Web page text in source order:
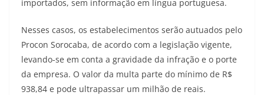
importados, sem informação em língua portuguesa.
Nesses casos, os estabelecimentos serão autuados pelo
Procon Sorocaba, de acordo com a legislação vigente,
levando-se em conta a gravidade da infração e o porte
da empresa. O valor da multa parte do mínimo de R$
938,84 e pode ultrapassar um milhão de reais.